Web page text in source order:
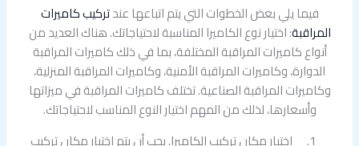
فيما يلي بعض الخطوات التي يتم اتباعها عندتركيب كاميرات
المراقبة: اختيار نوع الكاميرا المناسبة لاحتياجاتك. هناك العديد من
أنواع كاميرات المراقبة المختلفة، بما في ذلك كاميرات المراقبة
الدوارة، وكاميرات المراقبة الأمنية، وكاميرات المراقبة المنزلية،
وكاميرات المراقبة الصناعية. تختلف كاميرات المراقبة في ميزاتها
وأسعارها، لذلك من المهم اختيار النوع المناسب لاحتياجاتك.
اختيار مكان تركيب الكاميرا. يجب أن يتم اختيار مكان تركيب